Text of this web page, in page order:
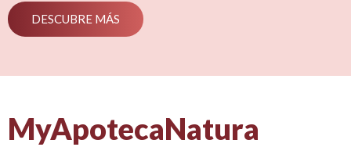
DESCUBRE MÁS
MyApotecaNatura